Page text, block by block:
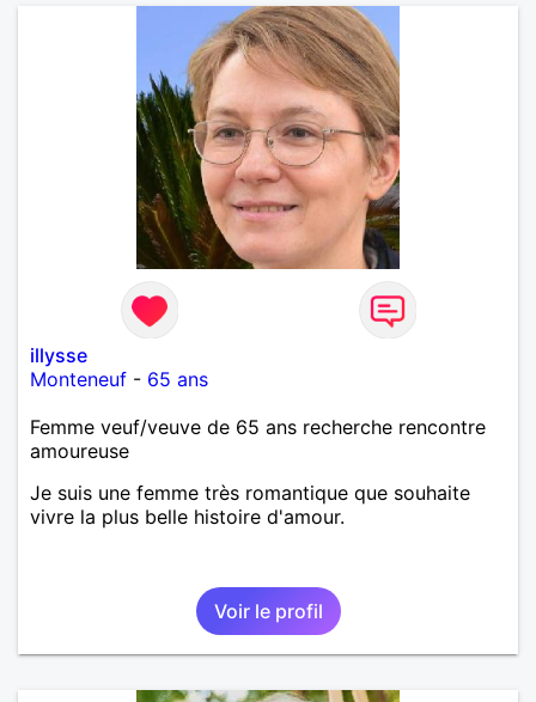
dehors des sentiers battus me raviraient. Je
m'engage à répondre à votre message. Au plaisir de
illysse
Monteneuf - 65 ans
Femme veuf/veuve de 65 ans recherche rencontre
amoureuse
Je suis une femme très romantique que souhaite
vivre la plus belle histoire d'amour.
Voir le profil